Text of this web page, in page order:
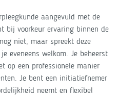
aangevuld met de
bij voorkeur ervaring binnen de
niet, maar spreekt deze
eveneens welkom. Je beheerst
op een professionele manier
Je bent een initiatiefnemer
neemt en flexibel